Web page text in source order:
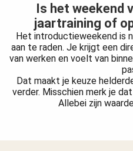
Is het weekend
jaartraining of
Het introductieweekend is
aan te raden. Je krijgt een
van werken en voelt van
Dat maakt je keuze
verder. Misschien merk je
Allebei zijn